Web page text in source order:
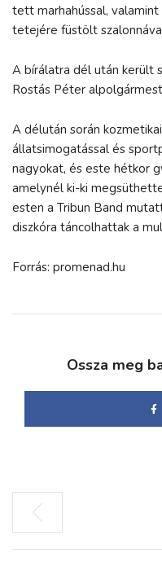
tett marhahússal,
tetejére füstölt
A bírálatra dél után került
Rostás Péter
A délután során
állatsimogatással és
nagyokat, és este hétkor
amelynél ki-ki
esten a Tribun Band
diszkóra táncolhattak a
Forrás: promenad.hu
Ossza meg